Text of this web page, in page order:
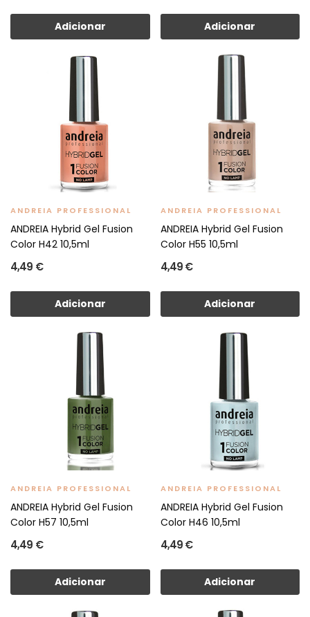
Adicionar Adicionar
ANDREIA PROFESSIONAL
ANDREIA Hybrid Gel Fusion
Color H42 10,5ml
4,49 €
Adicionar
ANDREIA PROFESSIONAL
ANDREIA Hybrid Gel Fusion
Color H55 10,5ml
4,49 €
Adicionar
ANDREIA PROFESSIONAL
ANDREIA Hybrid Gel Fusion
Color H57 10,5ml
4,49 €
Adicionar
ANDREIA PROFESSIONAL
ANDREIA Hybrid Gel Fusion
Color H46 10,5ml
4,49 €
Adicionar